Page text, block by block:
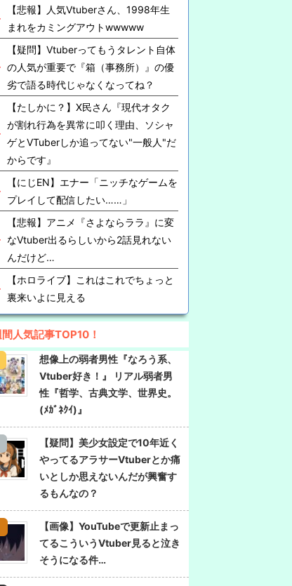
【悲報】人気Vtuberさん、1998年生
まれをカミングアウトwwwww
【疑問】Vtuberってもうタレント自体
の人気が重要で『箱（事務所）』の優
劣で語る時代じゃなくなってね？
【たしかに？】X民さん『現代オタク
が割れ行為を異常に叩く理由、ソシャ
ゲとVTuberしか追ってない"一般人"だ
からです』
【にじEN】エナー「ニッチなゲームを
プレイして配信したい……」
【悲報】アニメ『さよならララ』に変
なVtuber出るらしいから2話見れない
んだけど…
【ホロライブ】これはこれでちょっと
裏来いよに見える
人気記事TOP10！
想像上の弱者男性『なろう系、
Vtuber好き！』 リアル弱者男
性『哲学、古典文学、世界史。
(ﾒｶﾞﾈｸｲ)』
【疑問】美少女設定で10年近く
やってるアラサーVtuberとか痛
いとしか思えないんだが興奮す
るもんなの？
【画像】YouTubeで更新止まっ
てるこういうVtuber見ると泣き
そうになる件…